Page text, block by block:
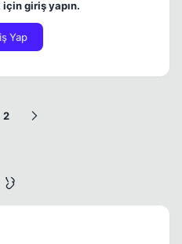
için giriş yapın.
Yap
2